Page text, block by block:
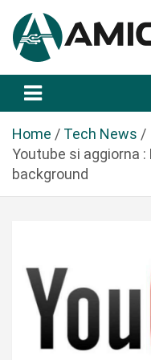
a
Home
Tech News
Youtube si aggiorna
background